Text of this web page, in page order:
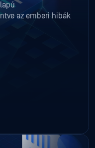
az emberi hibák